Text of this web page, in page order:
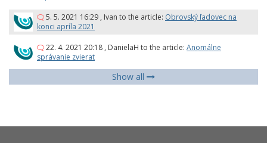
5. 5. 2021 16:29 , Ivan to the article: Obrovský ľadovec na
konci apríla 2021
22. 4. 2021 20:18 , DanielaH to the article: Anomálne
správanie zvierat
Show all